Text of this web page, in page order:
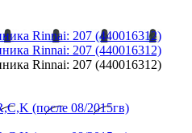
Rinnai: 207 (440016312)
Rinnai: 207 (440016312)
Rinnai: 207 (440016312)
(после 08/2015гв)